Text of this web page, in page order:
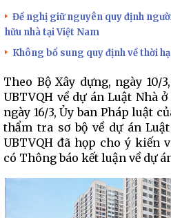
Đề nghị giữ nguyên quy định
hữu nhà tại Việt Nam
Không bổ sung quy định về thời
Theo Bộ Xây dựng, ngày
UBTVQH về dự án Luật Nhà
ngày 16/3, Ủy ban Pháp luật
thẩm tra sơ bộ về dự án Luật
UBTVQH đã họp cho ý kiến
có Thông báo kết luận về dự